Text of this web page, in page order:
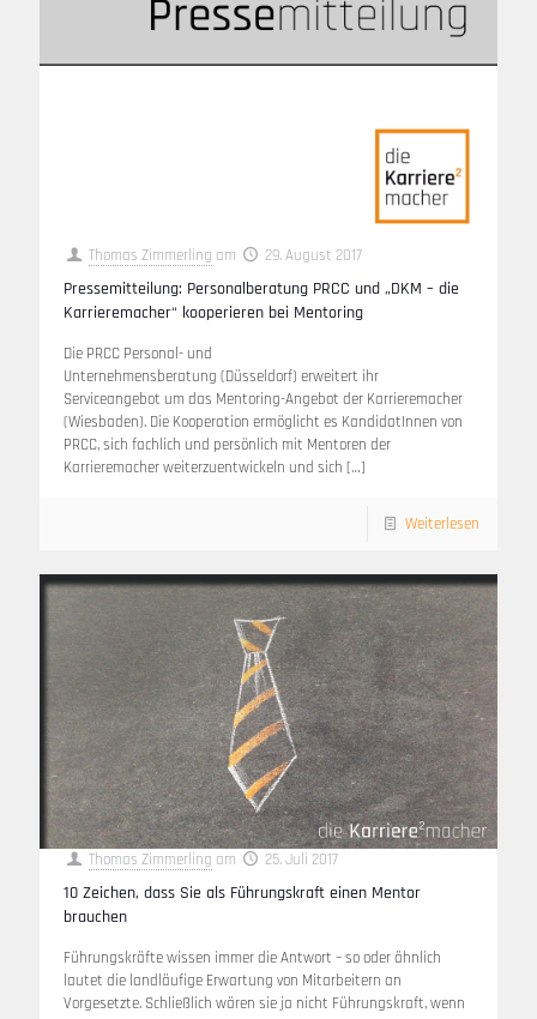
Thomas Zimmerling am 29. August 2017
Pressemitteilung: Personalberatung PRCC und „DKM – die
Karrieremacher“ kooperieren bei Mentoring
Die PRCC Personal- und
Unternehmensberatung (Düsseldorf) erweitert ihr
Serviceangebot um das Mentoring-Angebot der Karrieremacher
(Wiesbaden). Die Kooperation ermöglicht es KandidatInnen von
PRCC, sich fachlich und persönlich mit Mentoren der
Karrieremacher weiterzuentwickeln und sich […]
Weiterlesen
Thomas Zimmerling am 25. Juli 2017
10 Zeichen, dass Sie als Führungskraft einen Mentor
brauchen
Führungskräfte wissen immer die Antwort – so oder ähnlich
lautet die landläufige Erwartung von Mitarbeitern an
Vorgesetzte. Schließlich wären sie ja nicht Führungskraft, wenn